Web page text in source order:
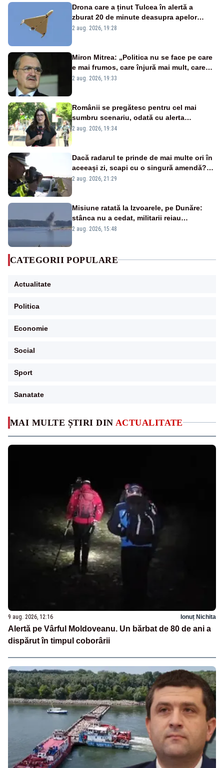
MAI MULTE ȘTIRI DIN ACTUALITATE
9 aug. 2026, 12:16 Ionuț Nichita
Alertă pe Vârful Moldoveanu. Un bărbat de 80 de ani a
dispărut în timpul coborârii
Drona care a ținut Tulcea în alertă a
zburat 20 de minute deasupra apelor
României. Au fost ridicate două F-16
2 aug. 2026, 19:28
Miron Mitrea: „Politica nu se face pe care
e mai frumos, care înjură mai mult, care
țipă mai tare, ci pe proiecte”
2 aug. 2026, 19:33
Românii se pregătesc pentru cel mai
sumbru scenariu, odată cu alerta
energetică
2 aug. 2026, 19:34
Dacă radarul te prinde de mai multe ori în
aceeași zi, scapi cu o singură amendă?
Ce spune legea
2 aug. 2026, 21:29
Misiune ratată la Izvoarele, pe Dunăre:
stânca nu a cedat, militarii reiau
detonările luni – VIDEO
2 aug. 2026, 15:48
CATEGORII POPULARE
Actualitate
Politica
Economie
Social
Sport
Sanatate